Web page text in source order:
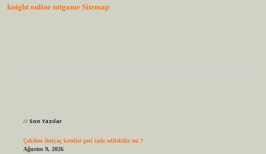
Yapar
knight online nttgame Sitemap
Son Yazılar
Çekilen ihtiyaç kredisi geri iade edilebilir mi ?
Ağustos 9, 2026